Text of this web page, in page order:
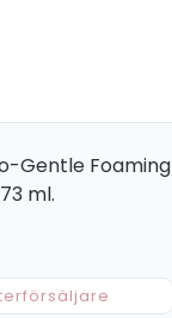
Gentle Foaming
ml.